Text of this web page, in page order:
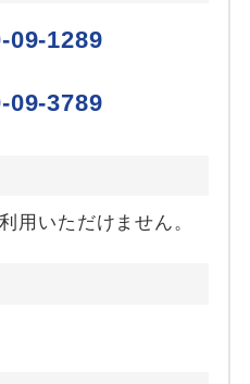
09-1289
09-3789
用いただけません。